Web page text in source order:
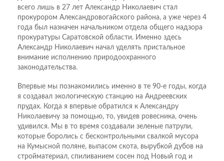
всего лишь в 27 лет Александр Николаевич стал
прокурором Александровогайского района, а уже через 4
года был назначен начальником отдела общего надзора
прокуратуры Саратовской области. Именно здесь
Александр Николаевич начал уделять пристальное
внимание исполнению природоохранного
законодательства.
Впервые мы познакомились именно в те 90-е годы, когда
я создавал экологическую станцию на Андреевских
прудах. Когда я впервые обратился к Александру
Николаевичу за помощью, то, увидев ровесника, очень
удивился. Мы в то время создавали зеленые патрули,
которые боролись с бесконтрольными свалкой мусора
на Кумысной поляне, выпасом скота, вырубкой дубов на
стройматериал, спиливанием сосен под Новый год и